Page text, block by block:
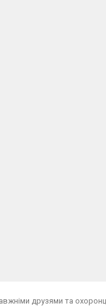
друзями та